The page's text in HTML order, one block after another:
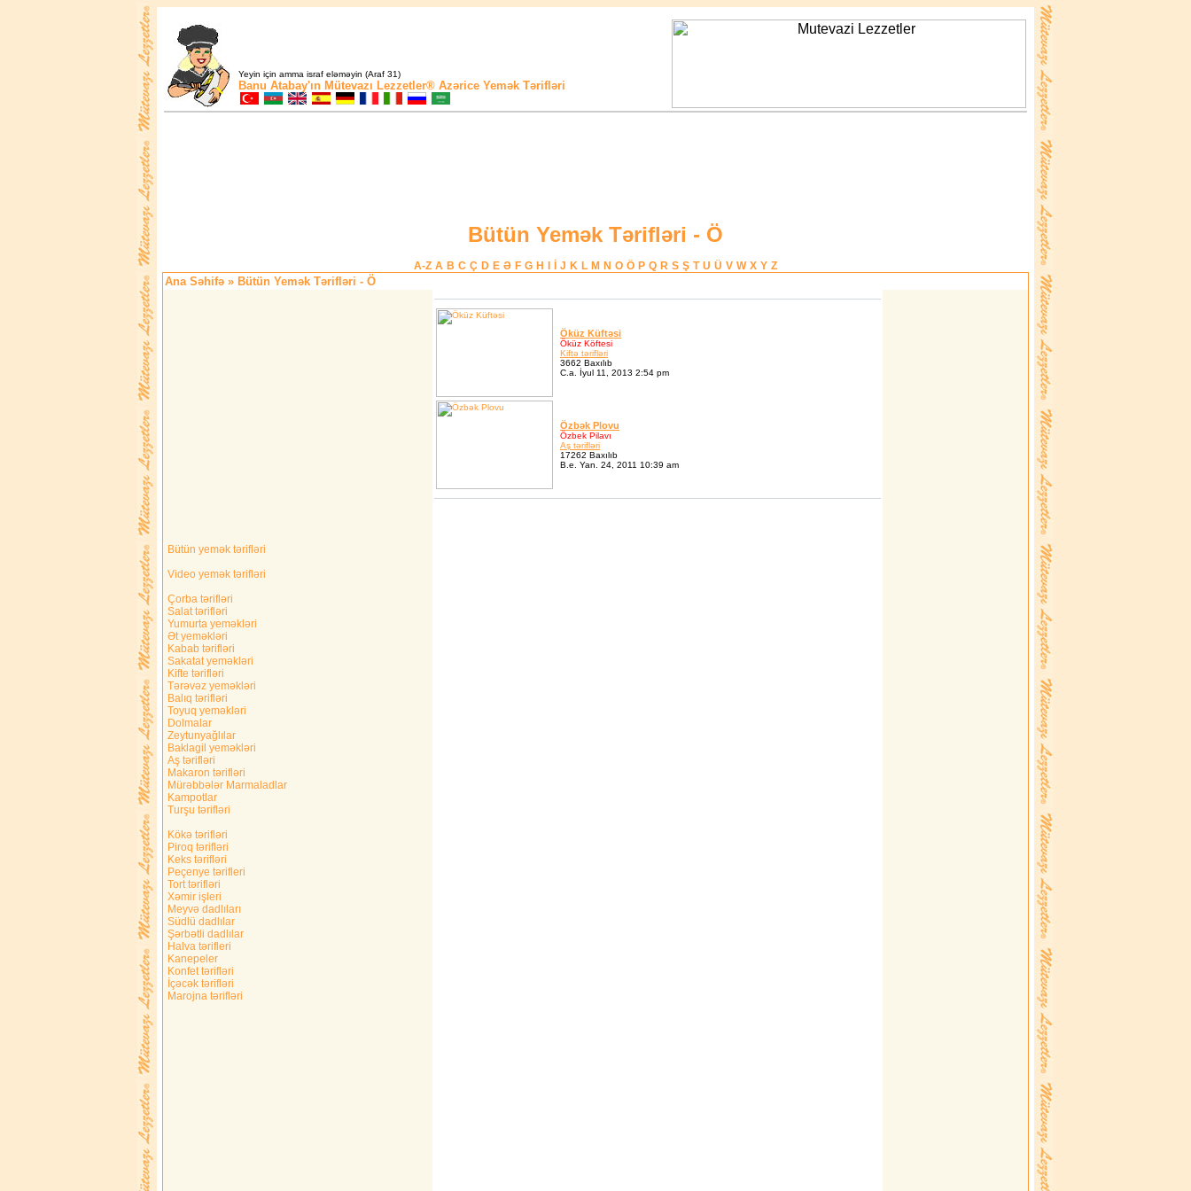
Yeyin için amma israf eləməyin (Araf 31)
Banu Atabay'ın Mütevazı Lezzetler® Azərice Yemək Tərifləri
Bütün Yemək Tərifləri - Ö
A-Z A B C Ç D E Ə F G H J K L M N O Ö P Q R S Ş T U Ü V W X Y Z
Ana Səhifə » Bütün Yemək Tərifləri - Ö
Bütün yemək tərifləri
Video yemək tərifləri
Çorba tərifləri
Salat tərifləri
Yumurta yeməkləri
Ət yeməkləri
Kabab tərifləri
Sakatat yeməkləri
Kifte tərifləri
Tərəvəz yeməkləri
Balıq tərifləri
Toyuq yeməkləri
Dolmalar
Zeytunyağlılar
Baklagil yeməkləri
Aş tərifləri
Makaron tərifləri
Mürəbbələr Marmaladlar
Kampotlar
Turşu tərifləri
Kökə tərifləri
Piroq tərifləri
Keks tərifləri
Peçenye tərifleri
Tort tərifləri
Xəmir işleri
Meyvə dadlıları
Südlü dadlılar
Şərbətli dadlılar
Halva tərifleri
Kanepeler
Konfet tərifləri
İçəcək tərifləri
Marojna tərifləri
Öküz Küftəsi
Öküz Köftesi
Kiftə tərifləri
3662 Baxılıb
C.a. İyul 11, 2013 2:54 pm
Özbək Plovu
Özbek Pilavı
Aş tərifləri
17262 Baxılıb
B.e. Yan. 24, 2011 10:39 am